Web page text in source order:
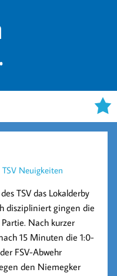
TSV Neuigkeiten
TSV das Lokalderby
diszipliniert gingen die
Nach kurzer
15 Minuten die 1:0-
FSV-Abwehr
den Niemegker